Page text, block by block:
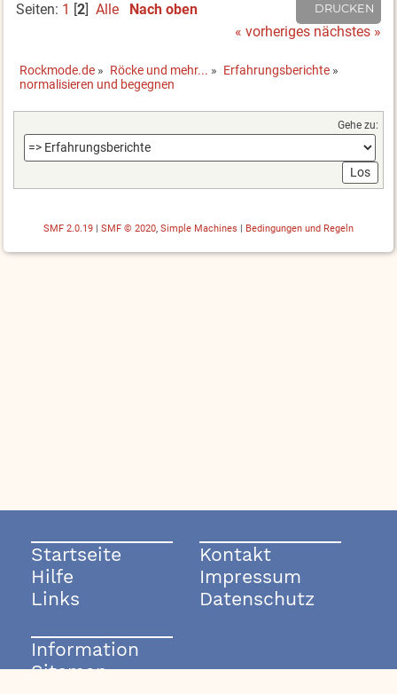
DRUCKEN
Seiten: 1 [2] Alle
Nach oben
« vorheriges nächstes »
Rockmode.de » Röcke und mehr... » Erfahrungsberichte »
normalisieren und begegnen
Gehe zu:
SMF 2.0.19 | SMF © 2020, Simple Machines | Bedingungen und Regeln
Startseite
Hilfe
Links
Kontakt
Impressum
Datenschutz
Information
Sitemap